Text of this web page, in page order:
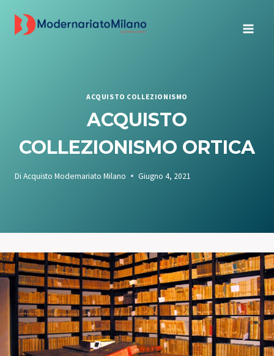
ACQUISTO COLLEZIONISMO
ACQUISTO
COLLEZIONISMO ORTICA
Di Acquisto Modernariato Milano Giugno 4, 2021